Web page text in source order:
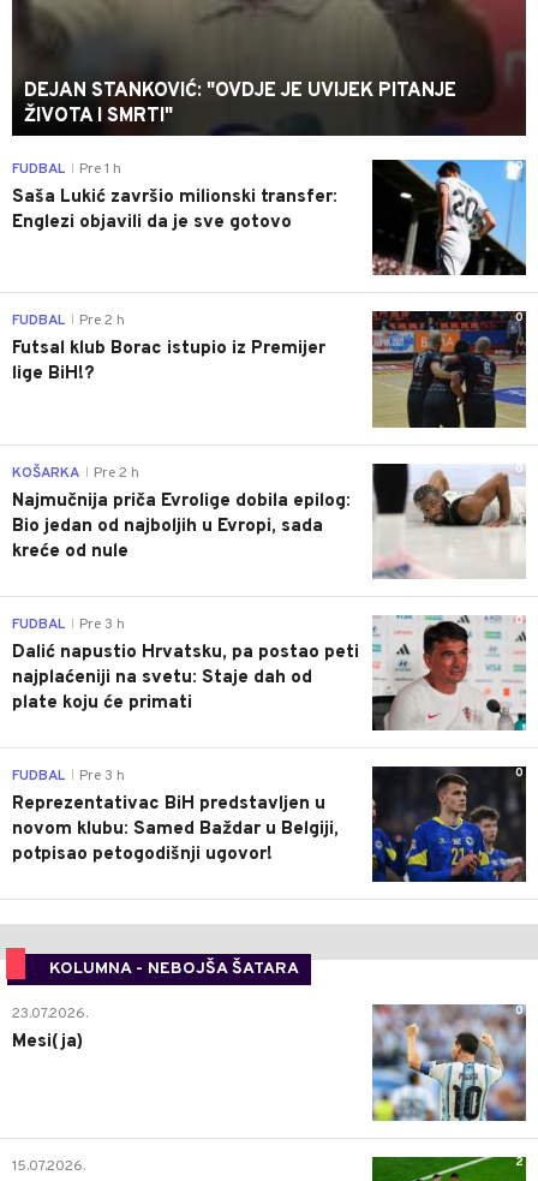
DEJAN STANKOVIĆ: "OVDJE JE UVIJEK PITANJE
ŽIVOTA I SMRTI"
0
FUDBAL Pre 1 h
Saša Lukić završio milionski transfer:
Englezi objavili da je sve gotovo
0
FUDBAL Pre 2 h
Futsal klub Borac istupio iz Premijer
lige BiH!?
0
KOŠARKA Pre 2 h
Najmučnija priča Evrolige dobila epilog:
Bio jedan od najboljih u Evropi, sada
kreće od nule
0
FUDBAL Pre 3 h
Dalić napustio Hrvatsku, pa postao peti
najplaćeniji na svetu: Staje dah od
plate koju će primati
0
FUDBAL Pre 3 h
Reprezentativac BiH predstavljen u
novom klubu: Samed Baždar u Belgiji,
potpisao petogodišnji ugovor!
KOLUMNA - NEBOJŠA ŠATARA
0
23.07.2026.
Mesi(ja)
2
15.07.2026.